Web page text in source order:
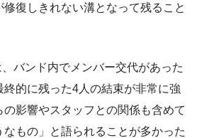
復しきれない溝となって残ること
バンド内でメンバー交代があった
的に残った4人の結束が非常に強
影響やスタッフとの関係も含めて
なもの」と語られることが多かった